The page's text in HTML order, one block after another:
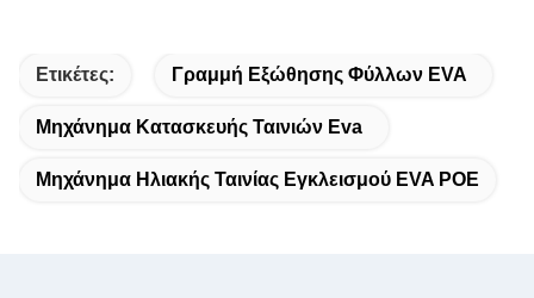
Ετικέτες: Γραμμή Εξώθησης Φύλλων EVA
Μηχάνημα Κατασκευής Ταινιών Eva
Μηχάνημα Ηλιακής Ταινίας Εγκλεισμού EVA POE